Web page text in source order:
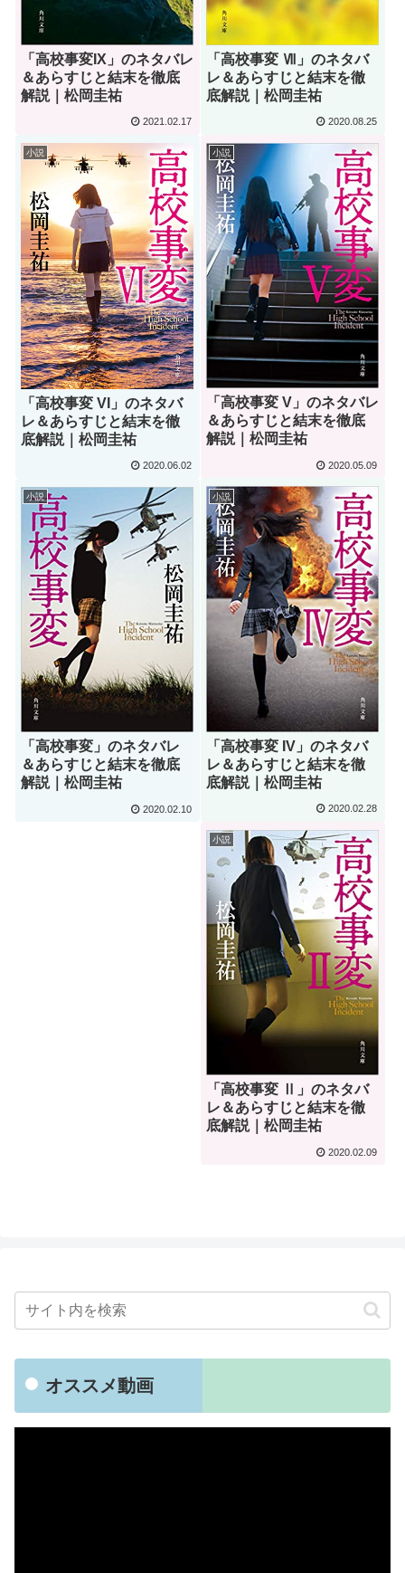
「高校事変IX」のネタバレ
＆あらすじと結末を徹底
解説｜松岡圭祐
2021.02.17
「高校事変 Ⅶ」のネタバ
レ＆あらすじと結末を徹
底解説｜松岡圭祐
2020.08.25
小説
「高校事変 VI」のネタバ
レ＆あらすじと結末を徹
底解説｜松岡圭祐
2020.06.02
小説
「高校事変 V」のネタバレ
＆あらすじと結末を徹底
解説｜松岡圭祐
2020.05.09
小説
「高校事変 IV」のネタバ
レ＆あらすじと結末を徹
底解説｜松岡圭祐
2020.02.28
小説
「高校事変」のネタバレ
＆あらすじと結末を徹底
解説｜松岡圭祐
2020.02.10
小説
「高校事変 Ⅱ」のネタバ
レ＆あらすじと結末を徹
底解説｜松岡圭祐
2020.02.09
オススメ動画